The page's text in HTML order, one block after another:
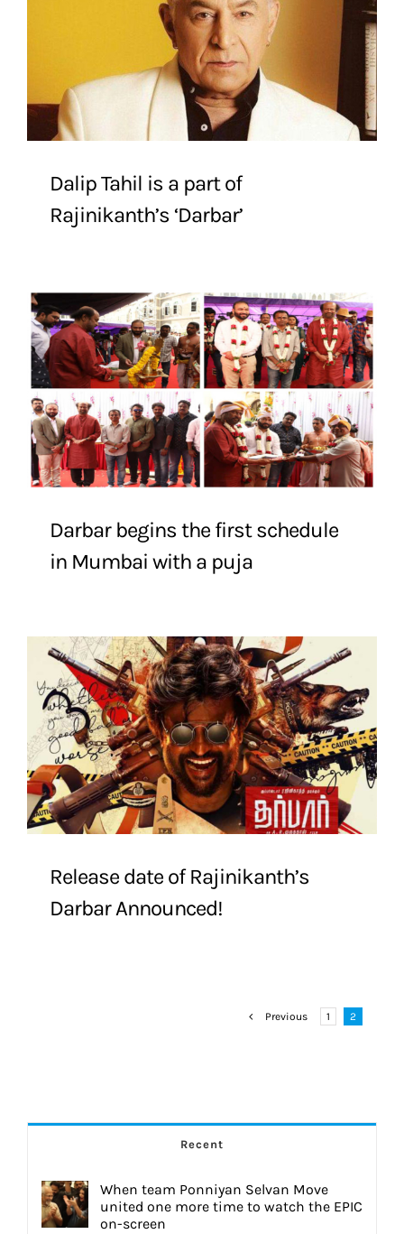
Dalip Tahil is a part of
Rajinikanth’s ‘Darbar’
Darbar begins the first schedule
in Mumbai with a puja
Release date of Rajinikanth’s
Darbar Announced!
Previous 1 2
Recent
When team Ponniyan Selvan Move
united one more time to watch the EPIC
on-screen